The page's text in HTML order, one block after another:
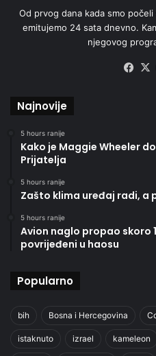
Od prvog dana kada smo
emitujemo 24 sata dnevno.
njegovog
Najnovije
5 hours ranije
Kako je Maggie Wheeler
Prijatelja
5 hours ranije
Zašto klima uređaj radi, a
5 hours ranije
Avion naglo propao skoro
povrijeđeni u haosu
Popularno
bih Bosna i Hercegovina
istaknuto izrael kameleon